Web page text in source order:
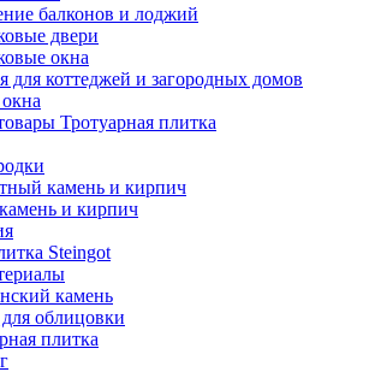
балконов и лоджий
двери
окна
для коттеджей и загородных домов
Тротуарная плитка
камень и кирпич
и кирпич
Steingot
камень
облицовки
плитка